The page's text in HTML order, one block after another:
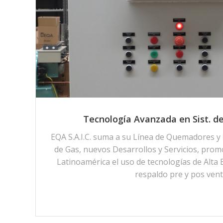
Tecnología Avanzada en Sist.
EQA S.A.I.C. suma a su Línea de Quemadores
de Gas, nuevos Desarrollos y Servicios,
Latinoamérica el uso de tecnologías de Alta
respaldo pre y pos